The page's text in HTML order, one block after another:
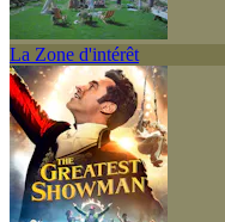
La Zone d'intérêt